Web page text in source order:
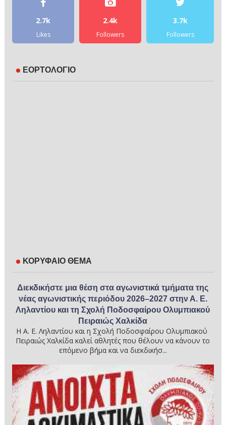
2.7k
Likes
2.4k
Followers
3.7k
Followers
ΕΟΡΤΟΛΟΓΙΟ
ΚΟΡΥΦΑΙΟ ΘΕΜΑ
Διεκδικήστε μια θέση στα αγωνιστικά τμήματα της
νέας αγωνιστικής περιόδου 2026–2027 στην Α. Ε.
Ληλαντίου και τη Σχολή Ποδοσφαίρου Ολυμπιακού
Πειραιώς Χαλκίδα
Η Α. Ε. Ληλαντίου και η Σχολή Ποδοσφαίρου Ολυμπιακού
Πειραιώς Χαλκίδα καλεί αθλητές που θέλουν να κάνουν το
επόμενο βήμα και να διεκδικήσ...